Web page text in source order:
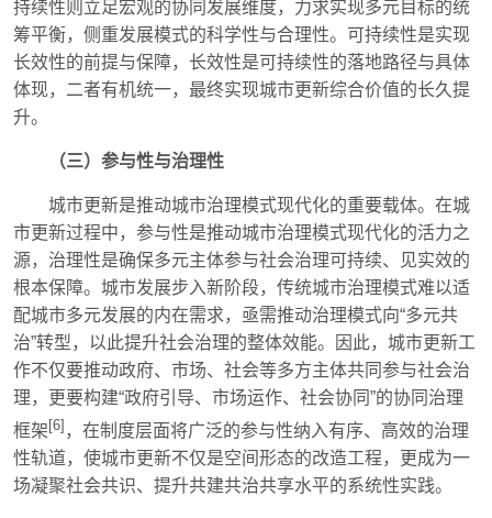
持续性则立足宏观的协同发展维度，力求实现多元目标的统
筹平衡，侧重发展模式的科学性与合理性。可持续性是实现
长效性的前提与保障，长效性是可持续性的落地路径与具体
体现，二者有机统一，最终实现城市更新综合价值的长久提
升。
（三）参与性与治理性
城市更新是推动城市治理模式现代化的重要载体。在城
市更新过程中，参与性是推动城市治理模式现代化的活力之
源，治理性是确保多元主体参与社会治理可持续、见实效的
根本保障。城市发展步入新阶段，传统城市治理模式难以适
配城市多元发展的内在需求，亟需推动治理模式向“多元共
治”转型，以此提升社会治理的整体效能。因此，城市更新工
作不仅要推动政府、市场、社会等多方主体共同参与社会治
理，更要构建“政府引导、市场运作、社会协同”的协同治理
框架[6] ，在制度层面将广泛的参与性纳入有序、高效的治理
性轨道，使城市更新不仅是空间形态的改造工程，更成为一
场凝聚社会共识、提升共建共治共享水平的系统性实践。